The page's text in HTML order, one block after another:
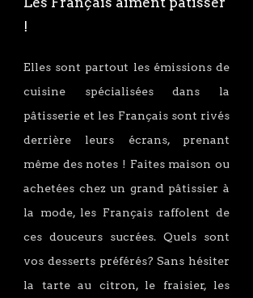
!
Elles sont partout les émissions de
cuisine spécialisées dans la
pâtisserie et les Français sont rivés
derrière leurs écrans, prenant
même des notes ! Faites maison ou
achetées chez un grand pâtissier à
la mode, les Français raffolent de
ces douceurs sucrées. Quels sont
vos desserts préférés? Sans hésiter
la tarte au citron, le fraisier, les